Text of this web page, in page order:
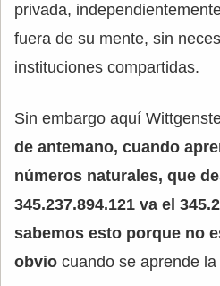
privada,
fuera de su mente, sin
instituciones compartidas.
Sin embargo aquí
de antemano, cuando
números naturales, que
345.237.894.121 va el
sabemos esto porque no
obvio cuando se aprende la